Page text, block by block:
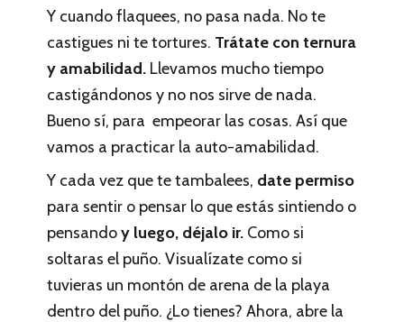
Y cuando flaquees, no pasa nada. No te
castigues ni te tortures. Trátate con ternura
y amabilidad. Llevamos mucho tiempo
castigándonos y no nos sirve de nada.
Bueno sí, para empeorar las cosas. Así que
vamos a practicar la auto-amabilidad.
Y cada vez que te tambalees, date permiso
para sentir o pensar lo que estás sintiendo o
pensandoy luego, déjalo ir. Como si
soltaras el puño. Visualízate como si
tuvieras un montón de arena de la playa
dentro del puño. ¿Lo tienes? Ahora, abre la